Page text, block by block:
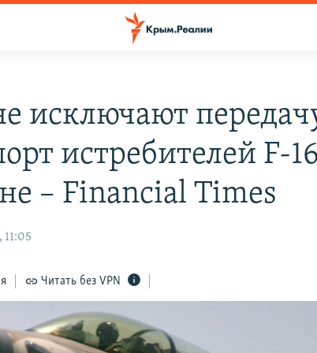
исключают
истребителей F-16
– Financial Times
11:05
Читать без VPN